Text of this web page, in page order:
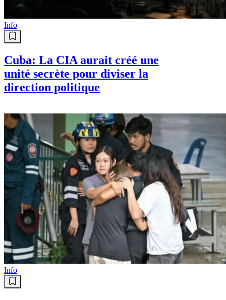
Info
Cuba: La CIA aurait créé une
unité secrète pour diviser la
direction politique
Info